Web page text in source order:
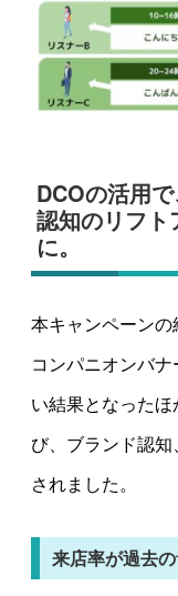
DCOの活用
認知のリフ
に。
本キャンペーン
コンパニオンバ
い結果となった
び、ブランド認
されました。
来店率が過去